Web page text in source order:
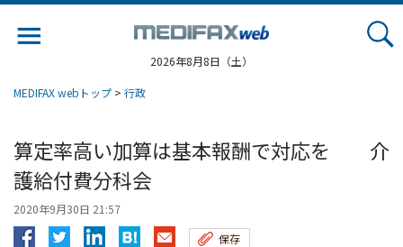
2026年8月8日（土）
MEDIFAX webトップ > 行政
算定率高い加算は基本報酬で対応を 介
護給付費分科会
2020年9月30日 21:57
保存